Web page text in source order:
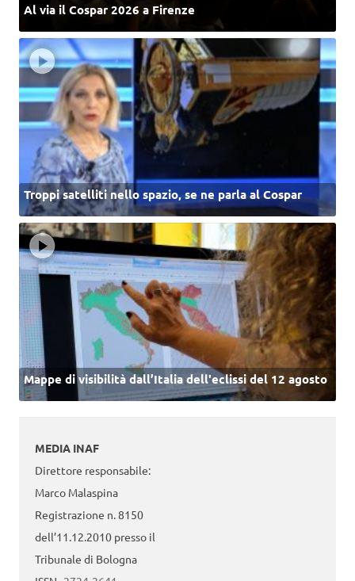
Al via il Cospar 2026 a Firenze
Troppi satelliti nello spazio, se ne parla al Cospar
Mappe di visibilità dall’Italia dell'eclissi del 12 agosto
MEDIA INAF
Direttore responsabile:
Marco Malaspina
Registrazione n. 8150
dell’11.12.2010 presso il
Tribunale di Bologna